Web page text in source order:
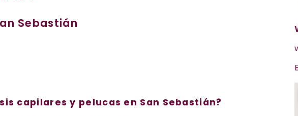
Sebastián
capilares y pelucas en San Sebastián?